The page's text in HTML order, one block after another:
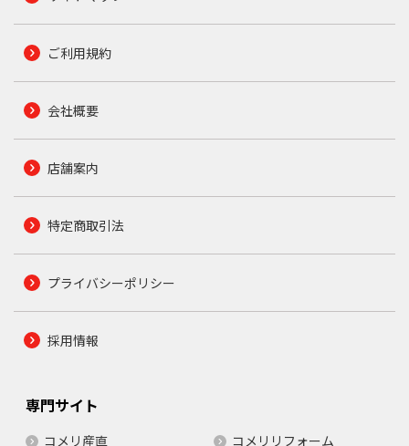
ご利用規約
会社概要
店舗案内
特定商取引法
プライバシーポリシー
採用情報
専門サイト
コメリ産直 コメリリフォーム